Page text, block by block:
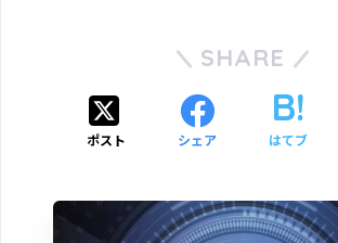
SHARE
ポスト シェア はてブ